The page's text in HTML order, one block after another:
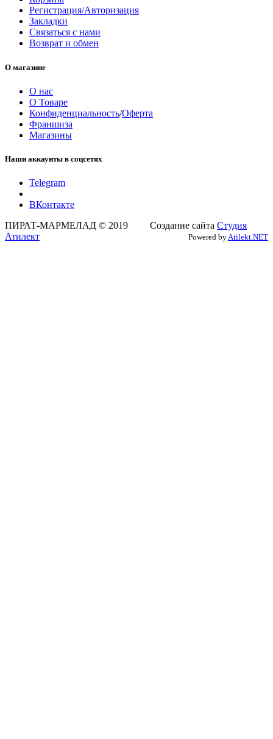
Регистрация/Авторизация
Закладки
Связаться с нами
Возврат и обмен
О магазине
О нас
О Товаре
Конфиденциальность/Оферта
Франшиза
Магазины
Наши аккаунты в соцсетях
Telegram
ВКонтакте
ПИРАТ-МАРМЕЛАД © 2019 Создание сайта Студия
Атилект
Powered byAtilekt.NET